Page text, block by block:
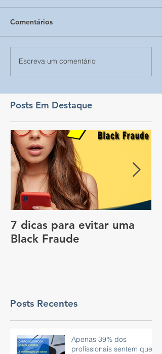
Comentários
Escreva um comentário
Posts Em Destaque
7 dicas para evitar uma
Black Fraude
Posts Recentes
Apenas 39% dos
profissionais sentem que